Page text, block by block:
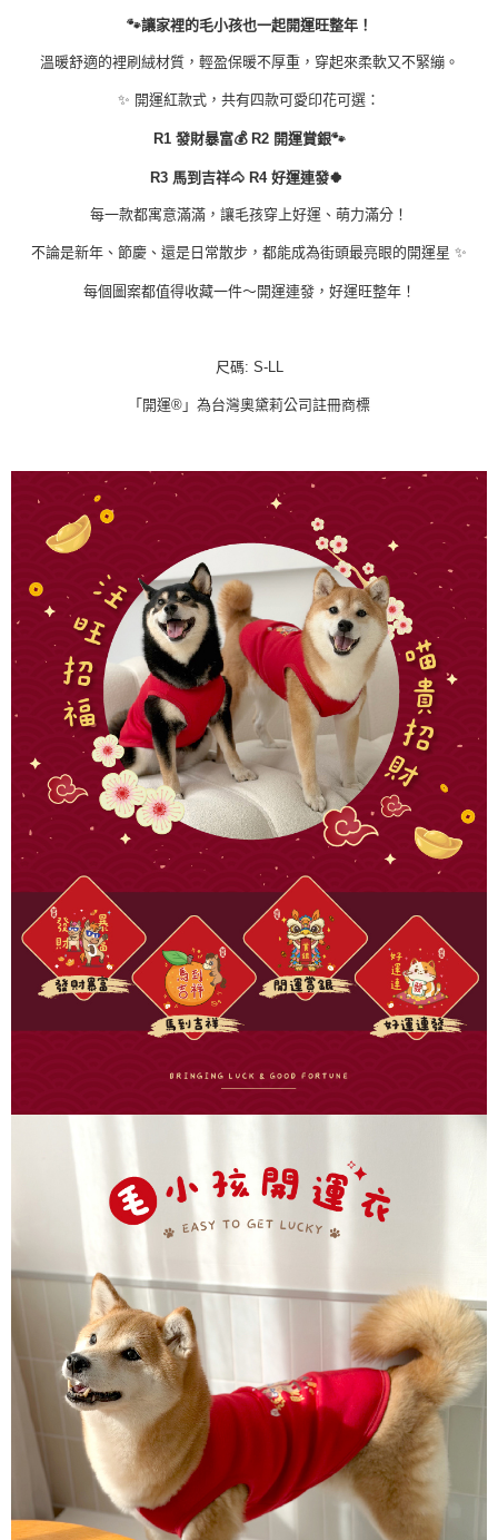
🐾讓家裡的毛小孩也一起開運旺整年！
溫暖舒適的裡刷絨材質，輕盈保暖不厚重，穿起來柔軟又不緊繃。
✨ 開運紅款式，共有四款可愛印花可選：
R1 發財暴富💰 R2 開運賞銀🐾
R3 馬到吉祥🐴 R4 好運連發🍀
每一款都寓意滿滿，讓毛孩穿上好運、萌力滿分！
不論是新年、節慶、還是日常散步，都能成為街頭最亮眼的開運星 ✨
每個圖案都值得收藏一件～開運連發，好運旺整年！
尺碼: S-LL
「開運®」為台灣奧黛莉公司註冊商標